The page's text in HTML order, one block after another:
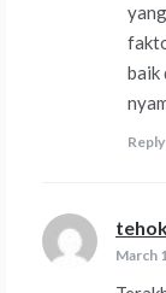
baik
Reply
March